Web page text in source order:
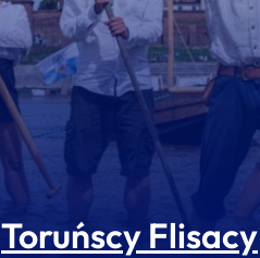
Toruńscy Flisacy